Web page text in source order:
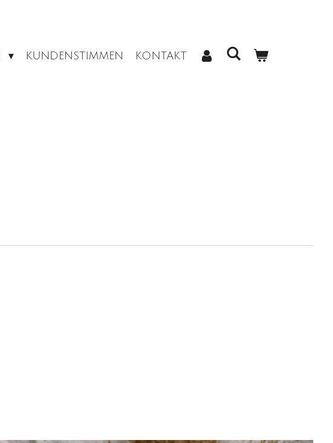
KUNDENSTIMMEN KONTAKT